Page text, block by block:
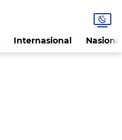
Internasional